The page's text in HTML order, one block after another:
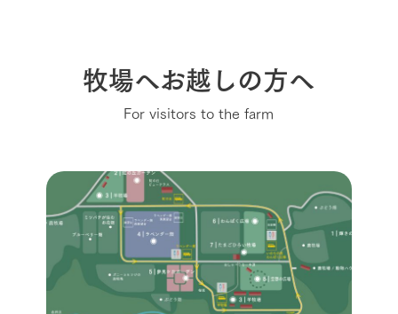
牧場へお越しの方へ
For visitors to the farm